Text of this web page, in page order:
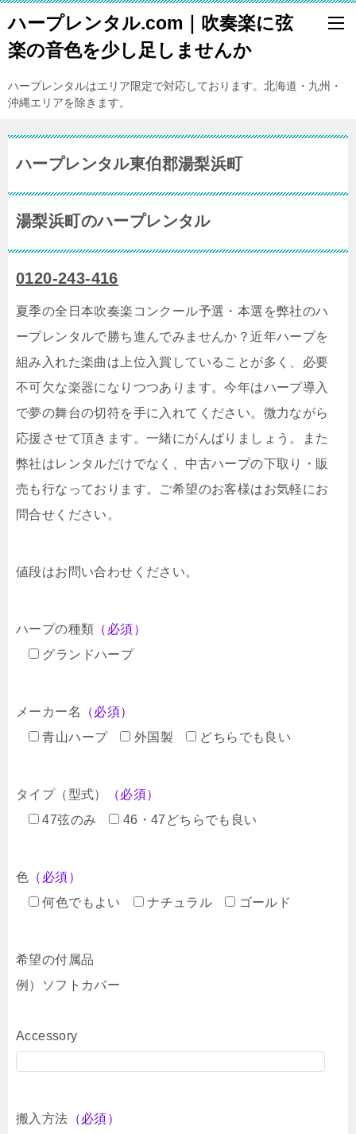
ハープレンタル.com｜吹奏楽に弦
楽の音色を少し足しませんか
ハープレンタルはエリア限定で対応しております。北海道・九州・
沖縄エリアを除きます。
ハープレンタル東伯郡湯梨浜町
湯梨浜町のハープレンタル
0120-243-416
夏季の全日本吹奏楽コンクール予選・本選を弊社のハ
ープレンタルで勝ち進んでみませんか？近年ハープを
組み入れた楽曲は上位入賞していることが多く、必要
不可欠な楽器になりつつあります。今年はハープ導入
で夢の舞台の切符を手に入れてください。微力ながら
応援させて頂きます。一緒にがんばりましょう。また
弊社はレンタルだけでなく、中古ハープの下取り・販
売も行なっております。ご希望のお客様はお気軽にお
問合せください。
値段はお問い合わせください。
ハープの種類 （必須）
グランドハープ
メーカー名
（必須）
青山ハープ
外国製 どちらでも良い
タイプ（型式）
（必須）
47弦のみ
46・47どちらでも良い
色 （必須）
何色でもよい
ナチュラル ゴールド
希望の付属品
例）ソフトカバー
Accessory
搬入方法 （必須）